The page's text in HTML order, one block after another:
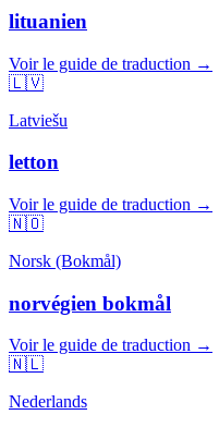
lituanien
Voir le guide de traduction →
🇱🇻
Latviešu
letton
Voir le guide de traduction →
🇳🇴
Norsk (Bokmål)
norvégien bokmål
Voir le guide de traduction →
🇳🇱
Nederlands